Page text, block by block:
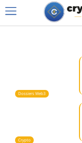
Dossiers Web3
Crypto